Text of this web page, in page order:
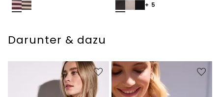
+ 5
Darunter & dazu